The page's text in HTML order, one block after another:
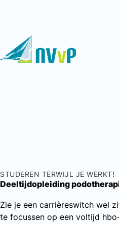
STUDEREN TERWIJL JE WERKT!
Deeltijdopleiding
Zie je een carrièreswitch wel
te focussen op een voltijd